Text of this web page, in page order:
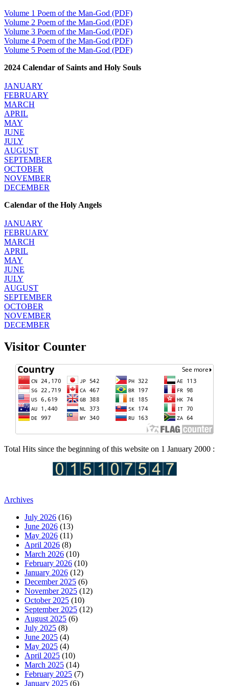
Volume 1 Poem of the Man-God (PDF)
Volume 2 Poem of the Man-God (PDF)
Volume 3 Poem of the Man-God (PDF)
Volume 4 Poem of the Man-God (PDF)
Volume 5 Poem of the Man-God (PDF)
2024 Calendar of Saints and Holy Souls
JANUARY
FEBRUARY
MARCH
APRIL
MAY
JUNE
JULY
AUGUST
SEPTEMBER
OCTOBER
NOVEMBER
DECEMBER
Calendar of the Holy Angels
JANUARY
FEBRUARY
MARCH
APRIL
MAY
JUNE
JULY
AUGUST
SEPTEMBER
OCTOBER
NOVEMBER
DECEMBER
Visitor Counter
Total Hits since the beginning of this website on 1 January 2000 :
Archives
July 2026 (16)
June 2026 (13)
May 2026 (11)
April 2026 (8)
March 2026 (10)
February 2026 (10)
January 2026 (12)
December 2025 (6)
November 2025 (12)
October 2025 (10)
September 2025 (12)
August 2025 (6)
July 2025 (8)
June 2025 (4)
May 2025 (4)
April 2025 (10)
March 2025 (14)
February 2025 (7)
January 2025 (6)